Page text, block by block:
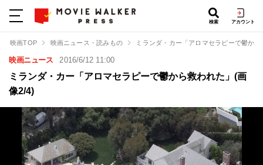
検索 アカウント
映画TOP 映画ニュース・読みもの ミランダ・カー「アロマセラピーで鬱から
映画ニュース 2016/6/12 11:00
ミランダ・カー「アロマセラピーで鬱から救われた」(画
像2/4)